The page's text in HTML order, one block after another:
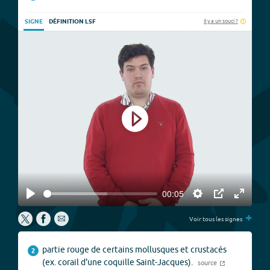
SIGNE DÉFINITION LSF Il y a un souci ?
Play
00:05
Settings
PIP
Enter
Play
Voir tous les signes +
2
partie rouge de certains mollusques et crustacés
(ex. corail d'une coquille Saint-Jacques).
source